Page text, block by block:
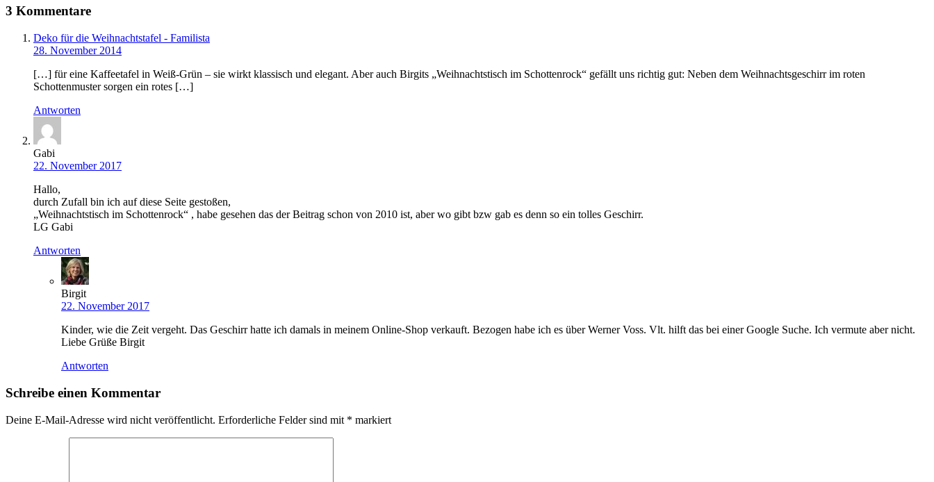
3 Kommentare
Deko für die Weihnachtstafel - Familista
28. November 2014
[…] für eine Kaffeetafel in Weiß-Grün – sie wirkt klassisch und elegant. Aber auch Birgits „Weihnachtstisch im Schottenrock“ gefällt uns richtig gut: Neben dem Weihnachtsgeschirr im roten
Schottenmuster sorgen ein rotes […]
Antworten
Gabi
22. November 2017
Hallo,
durch Zufall bin ich auf diese Seite gestoßen,
„Weihnachtstisch im Schottenrock“ , habe gesehen das der Beitrag schon von 2010 ist, aber wo gibt bzw gab es denn so ein tolles Geschirr.
LG Gabi
Antworten
Birgit
22. November 2017
Kinder, wie die Zeit vergeht. Das Geschirr hatte ich damals in meinem Online-Shop verkauft. Bezogen habe ich es über Werner Voss. Vlt. hilft das bei einer Google Suche. Ich vermute aber nicht.
Liebe Grüße Birgit
Antworten
Schreibe einen Kommentar
Deine E-Mail-Adresse wird nicht veröffentlicht. Erforderliche Felder sind mit * markiert